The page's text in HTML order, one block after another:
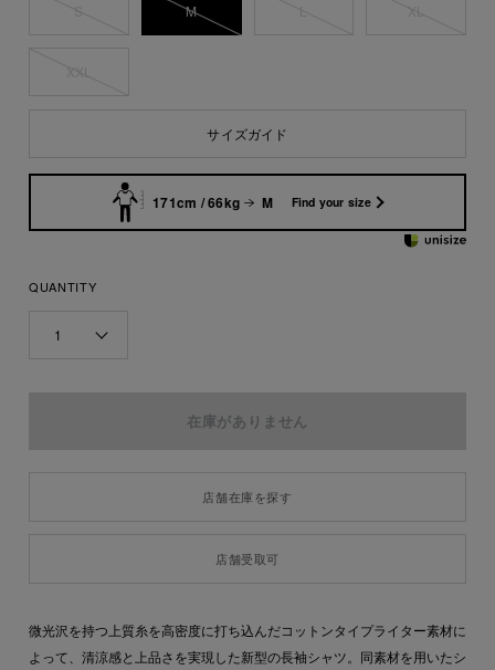
M
サイズガイド
171cm / 66kg M Find your size
QUANTITY
1
店舗在庫を探す
店舗受取可
微光沢を持つ上質糸を高密度に打ち込んだコットンタイプライター素材に
よって、清涼感と上品さを実現した新型の長袖シャツ。同素材を用いたシ